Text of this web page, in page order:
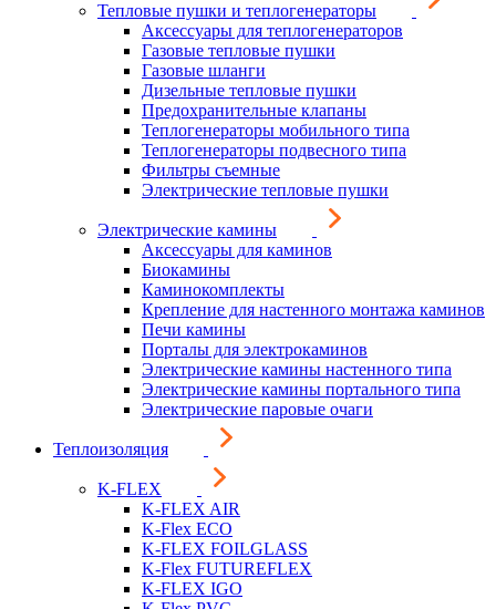
Тепловые пушки и теплогенераторы
Аксессуары для теплогенераторов
Газовые тепловые пушки
Газовые шланги
Дизельные тепловые пушки
Предохранительные клапаны
Теплогенераторы мобильного типа
Теплогенераторы подвесного типа
Фильтры съемные
Электрические тепловые пушки
Электрические камины
Аксессуары для каминов
Биокамины
Каминокомплекты
Крепление для настенного монтажа каминов
Печи камины
Порталы для электрокаминов
Электрические камины настенного типа
Электрические камины портального типа
Электрические паровые очаги
Теплоизоляция
K-FLEX
K-FLEX AIR
K-Flex ECO
K-FLEX FOILGLASS
K-Flex FUTUREFLEX
K-FLEX IGO